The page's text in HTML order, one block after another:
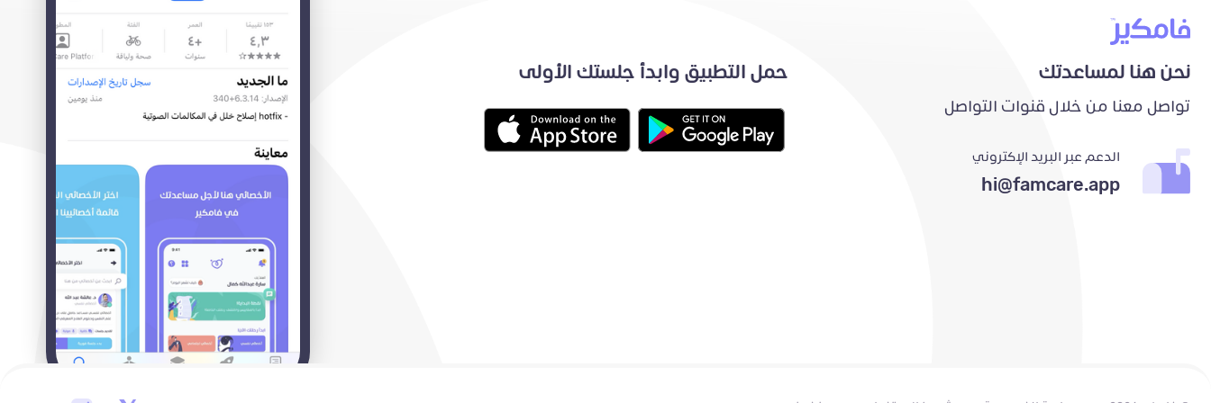
نحن هنا لمساعدتك
تواصل معنا من خلال قنوات التواصل
الدعم عبر البريد الإكتروني
hi@famcare.app
حمل التطبيق وابدأ جلستك الأولى